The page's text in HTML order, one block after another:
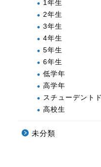
1年生
2年生
3年生
4年生
5年生
6年生
低学年
高学年
スチューデント
高校生
未分類